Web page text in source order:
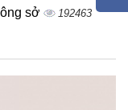
sở 192463